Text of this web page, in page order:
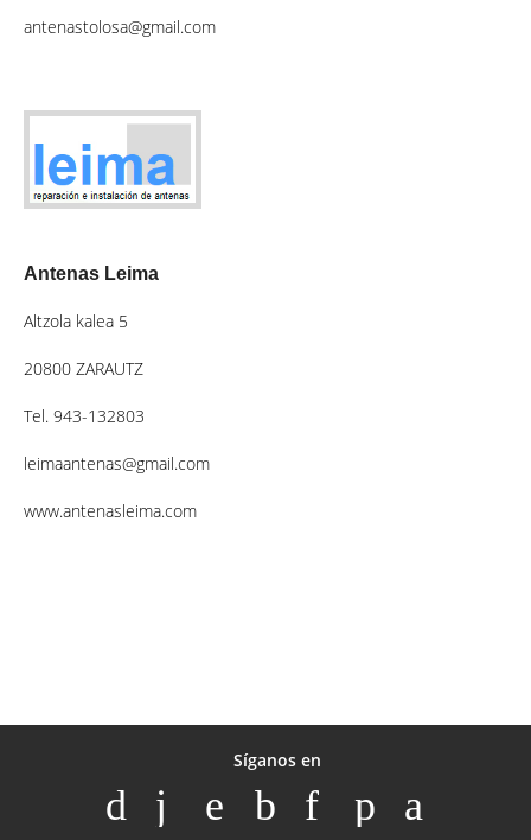
antenastolosa@gmail.com
Antenas Leima
Altzola kalea 5
20800 ZARAUTZ
Tel. 943-132803
leimaantenas@gmail.com
www.antenasleima.com
Síganos en